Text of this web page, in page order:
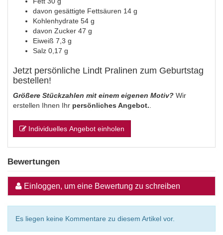
davon gesättigte Fettsäuren 14 g
Kohlenhydrate 54 g
davon Zucker 47 g
Eiweiß 7,3 g
Salz 0,17 g
Jetzt persönliche Lindt Pralinen zum Geburtstag
bestellen!
Größere Stückzahlen mit einem eigenen Motiv? Wir
erstellen Ihnen Ihr persönliches Angebot.
Individuelles Angebot einholen
Bewertungen
Einloggen, um eine Bewertung zu schreiben
Es liegen keine Kommentare zu diesem Artikel vor.